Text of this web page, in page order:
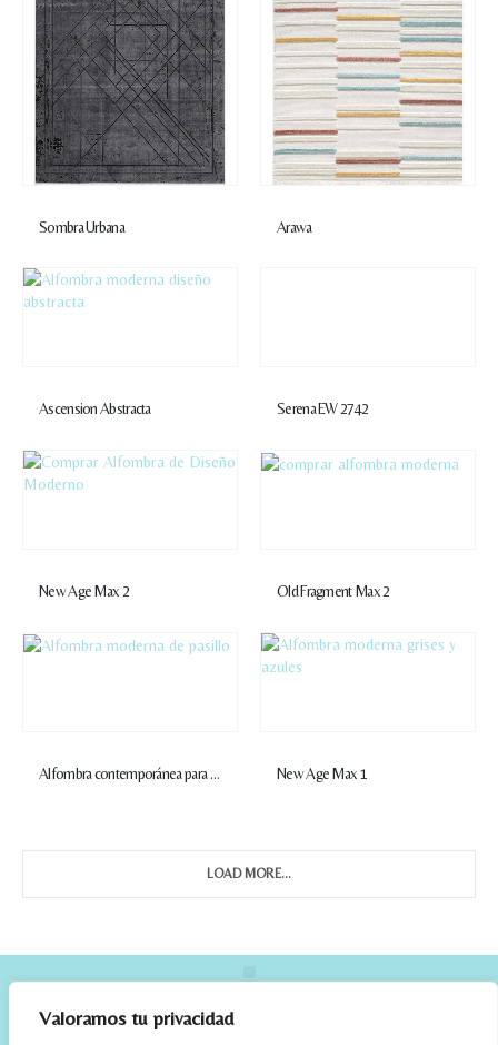
Valoramos tu privacidad
Sombra Urbana Arawa
Ascension Abstracta Serena EW 2742
New Age Max 2 Old Fragment Max 2
Alfombra contemporánea para pasillo New Age Max 1
LOAD MORE...